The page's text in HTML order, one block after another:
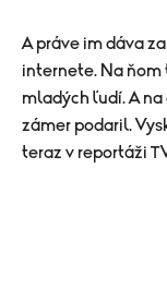
A práve im dáva
internete. Na
mladých ľudí. A
zámer podaril.
teraz v reportáži